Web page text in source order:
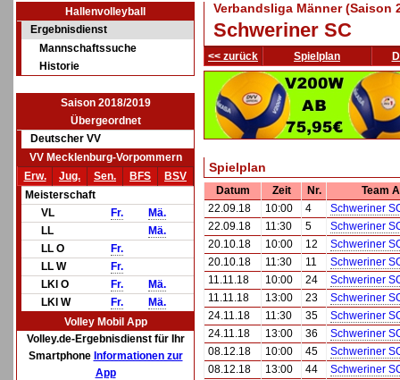
Hallenvolleyball
Ergebnisdienst
Mannschaftssuche
Historie
Saison 2018/2019
Übergeordnet
Deutscher VV
VV Mecklenburg-Vorpommern
Erw.
Jug. Sen. BFS
BSV
Meisterschaft
VL
Fr.
Mä.
LL
Mä.
LL O
Fr.
LL W
Fr.
LKl O
Fr.
Mä.
LKl W
Fr.
Mä.
Volley Mobil App
Volley.de-Ergebnisdienst für Ihr
Smartphone Informationen zur
App
Verbandsliga Männer (Saison
Schweriner SC
<< zurück Spielplan
Spielplan
Datum Zeit Nr.
Team A
22.09.18
10:00 4
Schweriner
22.09.18
11:30 5
Schweriner
20.10.18
10:00 12
Schweriner
20.10.18
11:30 11
Schweriner
11.11.18
10:00 24
Schweriner
11.11.18
13:00 23
Schweriner
24.11.18
11:30 35
Schweriner
24.11.18
13:00 36
Schweriner
08.12.18
10:00 45
Schweriner
08.12.18
13:00 44
Schweriner